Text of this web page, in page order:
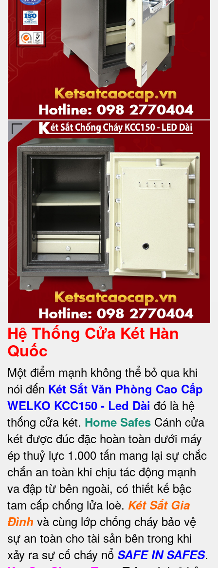
Hệ Thống Cửa Két Hàn
Quốc
Một điểm mạnh không thể bỏ qua khi
nói đến Két Sắt Văn Phòng Cao Cấp
WELKO KCC150 - Led Dài đó là hệ
thống cửa két. Home Safes Cánh cửa
két được đúc đặc hoàn toàn dưới máy
ép thuỷ lực 1.000 tấn mang lại sự chắc
chắn an toàn khi chịu tác động mạnh
va đập từ bên ngoài, có thiết kế bậc
tam cấp chống lửa loè. Két Sắt Gia
Đình và cùng lớp chống cháy bảo vệ
sự an toàn cho tài sản bên trong khi
xảy ra sự cố cháy nổ SAFE IN SAFES.